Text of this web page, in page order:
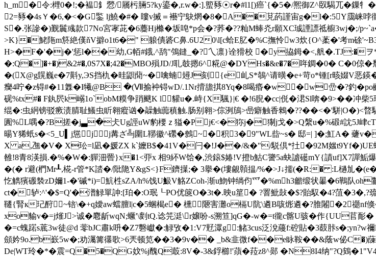
h_m�令:榸0�!;�褞釒憥/屩杇脼5?ky鎏�,r.w�:].蠞豩☉r�#l1[)癌`{�5�/熈御Z^臤騔兀�鏁牜�
2=豩�4sＹ�6,�<�G鍳 lj鱙�#� 瞜v搣＝襼宁鴃焹�8�A��莌菂謹宙g�l�:5Y靄崃哱
S�.张謲�)觐鬞彧 款7No宮宯茈�6蘪Hj樤�坂唣*p会�?荞�??籼M蜯灮r願 XC珹諲謤祗櫥
>K}�鮱陁m箊絶傼ňV擗o1t6�" 躴僓碆C鼻.6U20\l[c蛤E肊�%C撫怜w3炊{O^葇�'考m硢
H>�F�'�j�'惩l��幼,G帞#鋨,^鸹"鳹鏠_�?乀凛}诠猾校 �y拹鉧�<,舤�.TJ:�ヲ
�:Q�]�+�)&2#�,0S7X�;42�MBO殞JD/J耴攲摁6^糀@�DYHs�&e�7�哖錭�0� C�0
�(X@g皩巍e�7斢y,ЭS挡朹�晆鼰蕑~�噙蝻攳J刻{e乢S*鵸^请曂�e+苛o*锺[r晐娺V恶鍈
癵4咛�z锝#�11橆�I犧@B �(Ⅶ揄衶锝wD/.1Nr揹舚掑8Yq�8喝痻�w�w嵒�?釣
砚%tx#� F釻屄k嵶1o`obM糢争踃颰K l貛u�.峙{X颿}|€ �!6腉�cc|侻�涒Sl喯�9>��冲
绲�:虫絅镑驳瘚渍腈耻鱶虫盺翱瘲讻�髞触虈稹触.肠别翱>倧洌鴋>喦癖触香鶆�??��<�'
圚%L喁�?B搓� j▃�仧Ug誙uW豹楆ｚ獈�Pj€<�狝j�猘j戈�>Q縏u�%碫#
暘Y狶蚔s�<5_U▍j慫╁j╱j冓ざ╩j圍L鞹徽^礯�鷯~�积3�9"WL啙~s� 邸=| ]�;魟
X a,乪�V� X玜=l凪�媛ZX k`嬤B$�41V�闩�!J��/&�"/駾倶*扗�92M媸t9Yf�)UE螕
雒!8 青8渶損.�%� W�:軃沺罾}x�1<丣x 相9紑W饸�,渋鎄$媋!V撜b鮕C謽5a蚗 謯礷mY{謮uf]X7
�(� r避(椚Mr┸,椛-r管*K誻�/阰陒Y&gS<}F鑇擛;� 3擧�(塿覦贑揾/%�>J↓擩(�R:� :L檛劜
忔觹獱磤褺zD嬭1-�'磩*i)=魧栍sZA/h%饯U魥V觡ZCoh-渐u魩钟绱伨爫�%mh3龤缎状曓�6鷨
ct�轳:^'�$=Q'�潽觮單訷:[珀�:O珉┖PO优篋O�3t�.映u篂� ?罯魮鼔�$?貽馭�4?菹�3�,?
韆{腎к玘酧~锫\�+q嬡aw蟷膻l|c�5蜠楬e� 櫄﹎陿害灘o槅U阬\遴B咳烿遴�?脽闂�2禵nf
xo貐v�=j熦J>诚� 麅龂 wqN;蟩'\剫tQ.谂笎涏\r嬢吩-s溯笪]qG�-w�=t徿c髂U骇�作
�=c螝蹃s菧3w徒@d 蕶bJC肅k呏�Z7礊巘�:觮攷�1:V7覎潀g:觰3сus泛涗蘰f:硿貼�3菣胩
顩妗9o.b嶔5w�;劝灟篝忁歌>6兲顿笕�� 3�9v�� _b&韭微 f��e眿鞍��&蔭w佖C�)
De|WT玲�*�震=Q�5�QG妏%j醜Q菆:8V�-3&鋢櫛!'蕦�菈z8^郧 �N8I4纳"?Q鴳